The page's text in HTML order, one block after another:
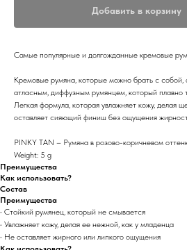
Добавить в корзину
Самые популярные и долгожданные кремовые
Кремовые румяна, которые можно брать с собой,
атласным, диффузным румянцем, который плавно
Легкая формула, которая увлажняет кожу, делая
оставляет сияющий финиш без ощущения
PINKY TAN – Румяна в розово-коричневом
Weight: 5 g
Преимущества
Как использовать?
Состав
Преимущества
• Стойкий румянец, который не смывается
• Увлажняет кожу, делая ее нежной, как у младенца
• Не оставляет жирного или липкого ощущения